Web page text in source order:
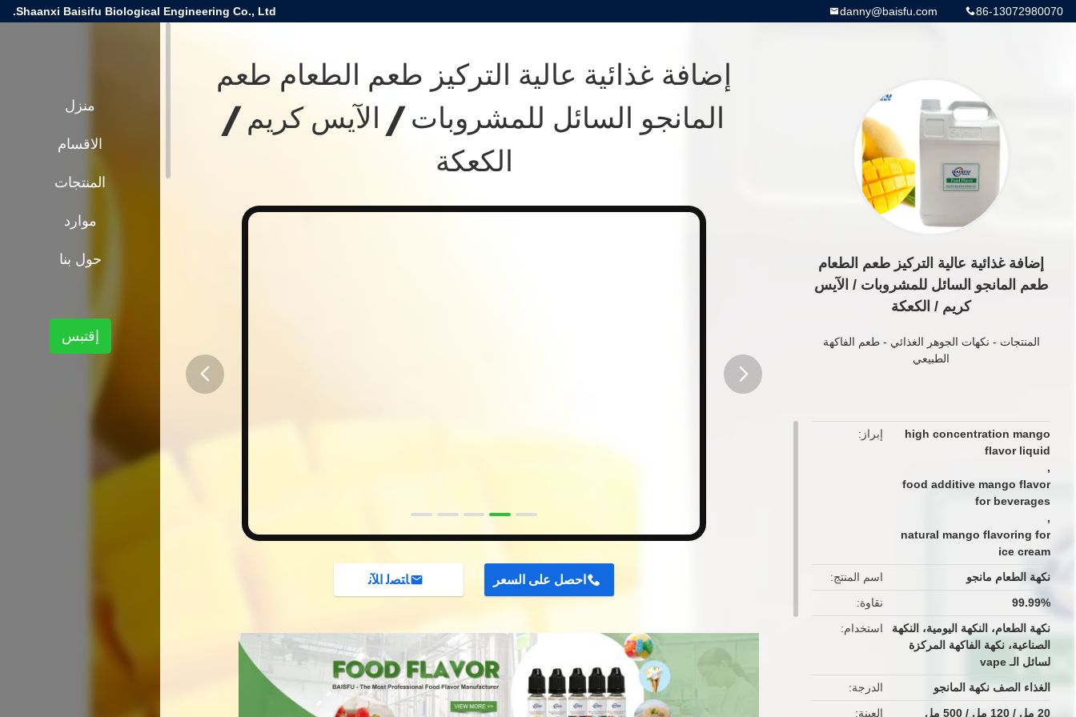
Shaanxi Baisifu Biological Engineering Co., Ltd. 86-13072980070
danny@baisfu.com
إضافة غذائية عالية التركيز طعم الطعام
طعم المانجو السائل للمشروبات / الآيس
كريم / الكعكة
المنتجات - نكهات الجوهر الغذائي -طعم الفاكهة
الطبيعي
إبراز
high concentration mango
flavor liquid
,
food additive mango flavor
for beverages
,
natural mango flavoring for
ice cream
اسم المنتج
نكهة الطعام مانجو
نقاوة
99.99%
استخدام
نكهة الطعام، النكهة اليومية، النكهة
الصناعية، نكهة الفاكهة المركزة
لسائل الـ vape
الدرجة
الغذاء الصف نكهة المانجو
العينة
20 مل / 120 مل / 500 مل
إضافة غذائية عالية التركيز طعم الطعام طعم
المانجو السائل للمشروبات / الآيس كريم /
الكعكة
احصل على السعر ﺎﺘﺼﻟ ﺍﻶﻧ
منزل
الاقسام
المنتجات
موارد
حول بنا
إقتبس